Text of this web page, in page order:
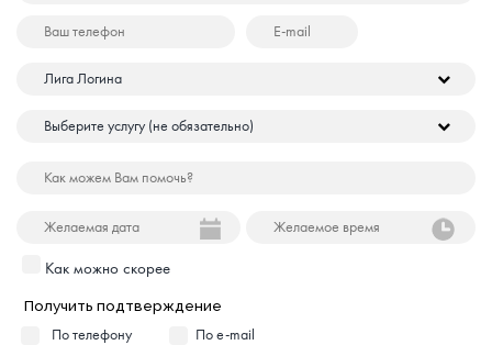
Как можно скорее
Получить подтверждение
По телефону По e-mail